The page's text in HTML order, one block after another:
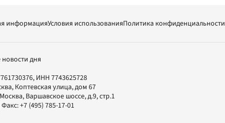
информацияУсловия использованияПолитика конфиденциальности
новости дня
ИНН 7743625728
Коптевская улица, дом 67
Москва, Варшавское шоссе, д.9, стр.1
Факс:+7 (495) 785-17-01